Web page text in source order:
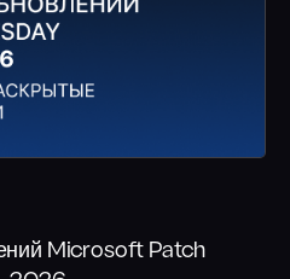
Fi сетей
Microsoft Patch